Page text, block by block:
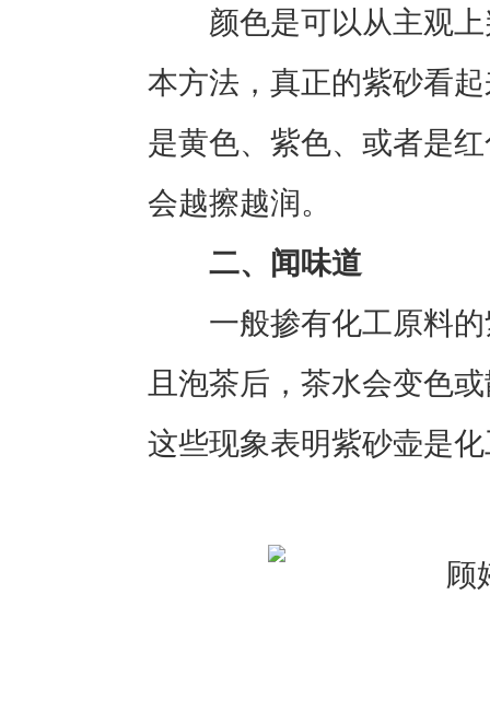
颜色是可以从主观上
本方法，真正的紫砂看
是黄色、紫色、或者是
会越擦越润。
二、闻味道
一般掺有化工原料的
且泡茶后，茶水会变色
这些现象表明紫砂壶是